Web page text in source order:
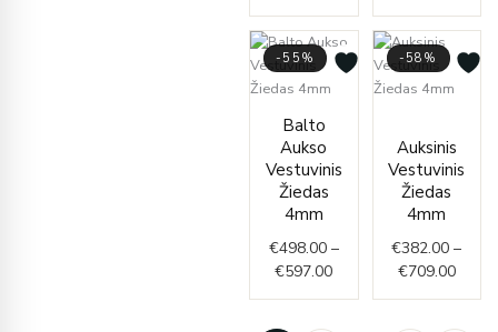
-55%
Balto
Aukso
Vestuvinis
Žiedas
4mm
€498.00 –
€597.00
through
-58%
Auksinis
Vestuvinis
Žiedas
4mm
€382.00 –
€709.00